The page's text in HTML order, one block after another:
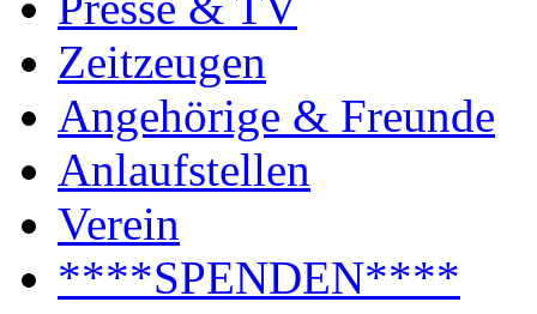
Zeitzeugen
Angehörige & Freunde
Anlaufstellen
Verein
****SPENDEN****